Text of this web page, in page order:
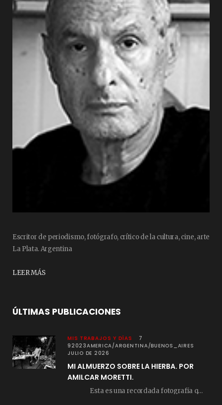
Escritor de periodismo, fotógrafo, crítico de la cultura, cine, arte
La Plata. Argentina
LEER MÁS
ÚLTIMAS PUBLICACIONES
MIS TRABAJOS Y DÍAS
7
92023AMERICA/ARGENTINA/BUENOS_AIRES
JULIO DE 2026
MI ALMUERZO SOBRE LA HIERBA. POR
AMILCAR MORETTI.
Esta es una recordada fotografía que registré…